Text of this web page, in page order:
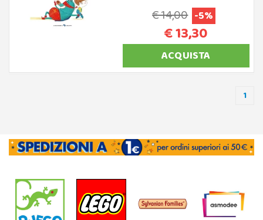
€ 14,00 -5%
€ 13,30
ACQUISTA
1